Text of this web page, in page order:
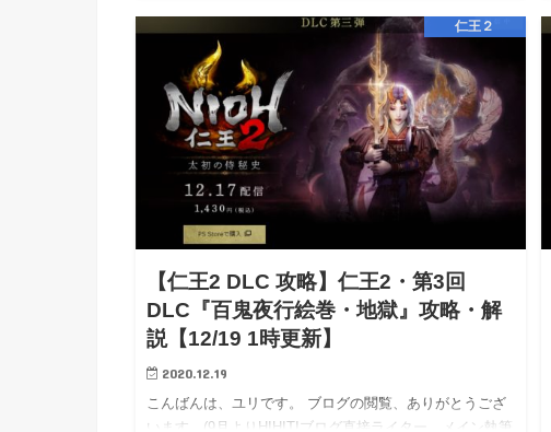
相互リンク→エキサイト応援ブログ / Livedo…
仁王２
【仁王2 DLC 攻略】仁王2・第3回
DLC『百鬼夜行絵巻・地獄』攻略・解
説【12/19 1時更新】
2020.12.19
こんばんは、ユリです。 ブログの閲覧、ありがとうござ
います。(9月よりHIHITIブログ直接ライター、メイン執筆